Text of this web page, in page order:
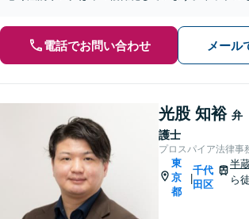
電話でお問い合わせ メール
光股 知裕 弁
護士
プロスパイア法律事
東
京
都
|
千代
田区
半
ら